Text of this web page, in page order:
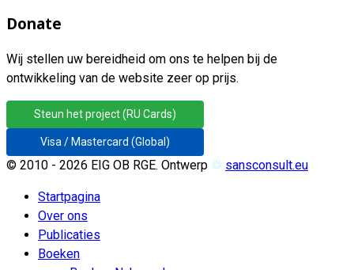
Donate
Wij stellen uw bereidheid om ons te helpen bij de
ontwikkeling van de website zeer op prijs.
Steun het project (RU Cards)
Visa / Mastercard (Global)
© 2010 - 2026 EIG OB RGE. Ontwerp ♲ sansconsult.eu
Startpagina
Over ons
Publicaties
Boeken